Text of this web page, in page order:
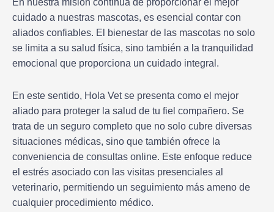
En nuestra misión continua de proporcionar el mejor
cuidado a nuestras mascotas, es esencial contar con
aliados confiables. El bienestar de las mascotas no solo
se limita a su salud física, sino también a la tranquilidad
emocional que proporciona un cuidado integral.
En este sentido, Hola Vet se presenta como el mejor
aliado para proteger la salud de tu fiel compañero. Se
trata de un seguro completo que no solo cubre diversas
situaciones médicas, sino que también ofrece la
conveniencia de consultas online. Este enfoque reduce
el estrés asociado con las visitas presenciales al
veterinario, permitiendo un seguimiento más ameno de
cualquier procedimiento médico.